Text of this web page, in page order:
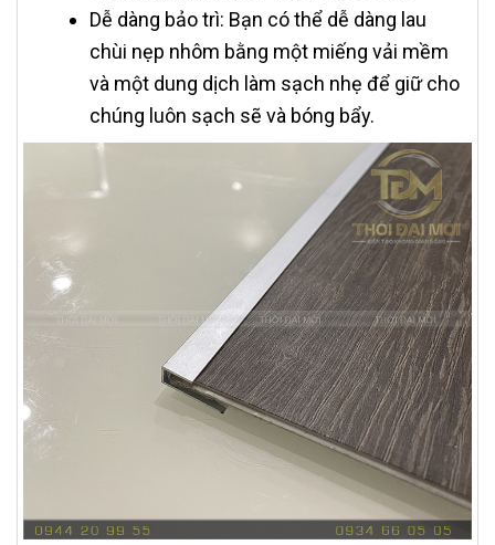
Dễ dàng bảo trì: Bạn có thể dễ dàng lau
chùi nẹp nhôm bằng một miếng vải mềm
và một dung dịch làm sạch nhẹ để giữ cho
chúng luôn sạch sẽ và bóng bẩy.